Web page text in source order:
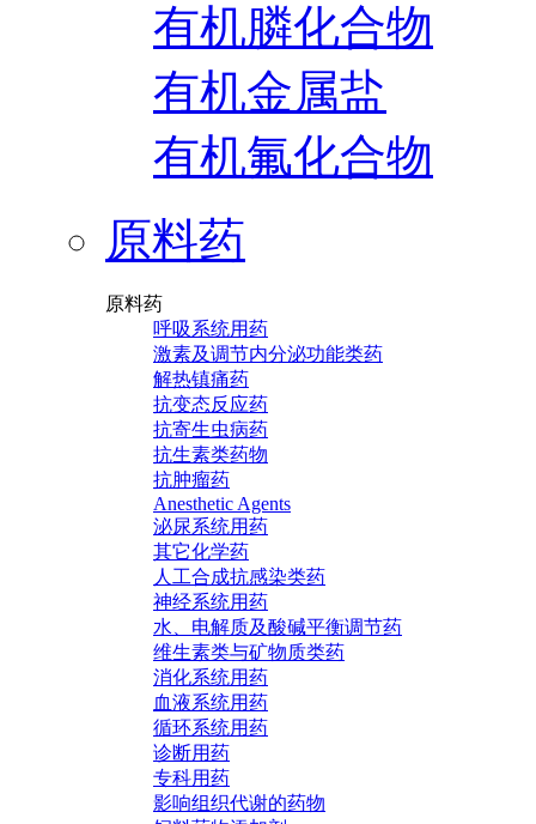
有机膦化合物
有机金属盐
有机氟化合物
原料药
原料药
呼吸系统用药
激素及调节内分泌功能类药
解热镇痛药
抗变态反应药
抗寄生虫病药
抗生素类药物
抗肿瘤药
Anesthetic Agents
泌尿系统用药
其它化学药
人工合成抗感染类药
神经系统用药
水、电解质及酸碱平衡调节药
维生素类与矿物质类药
消化系统用药
血液系统用药
循环系统用药
诊断用药
专科用药
影响组织代谢的药物